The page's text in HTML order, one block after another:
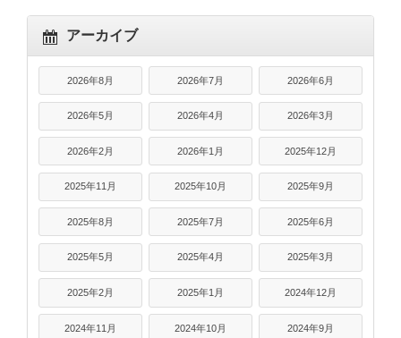
アーカイブ
2026年8月 2026年7月 2026年6月
2026年5月 2026年4月 2026年3月
2026年2月 2026年1月 2025年12月
2025年11月 2025年10月 2025年9月
2025年8月 2025年7月 2025年6月
2025年5月 2025年4月 2025年3月
2025年2月 2025年1月 2024年12月
2024年11月 2024年10月 2024年9月